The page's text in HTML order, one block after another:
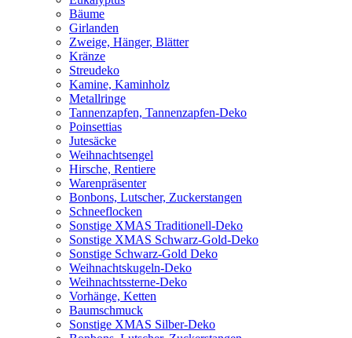
Bäume
Girlanden
Zweige, Hänger, Blätter
Kränze
Streudeko
Kamine, Kaminholz
Metallringe
Tannenzapfen, Tannenzapfen-Deko
Poinsettias
Jutesäcke
Weihnachtsengel
Hirsche, Rentiere
Warenpräsenter
Bonbons, Lutscher, Zuckerstangen
Schneeflocken
Sonstige XMAS Traditionell-Deko
Sonstige XMAS Schwarz-Gold-Deko
Sonstige Schwarz-Gold Deko
Weihnachtskugeln-Deko
Weihnachtssterne-Deko
Vorhänge, Ketten
Baumschmuck
Sonstige XMAS Silber-Deko